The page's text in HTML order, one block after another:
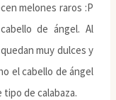
melones raros :P
de ángel. Al
muy dulces y
el cabello de ángel
de calabaza.